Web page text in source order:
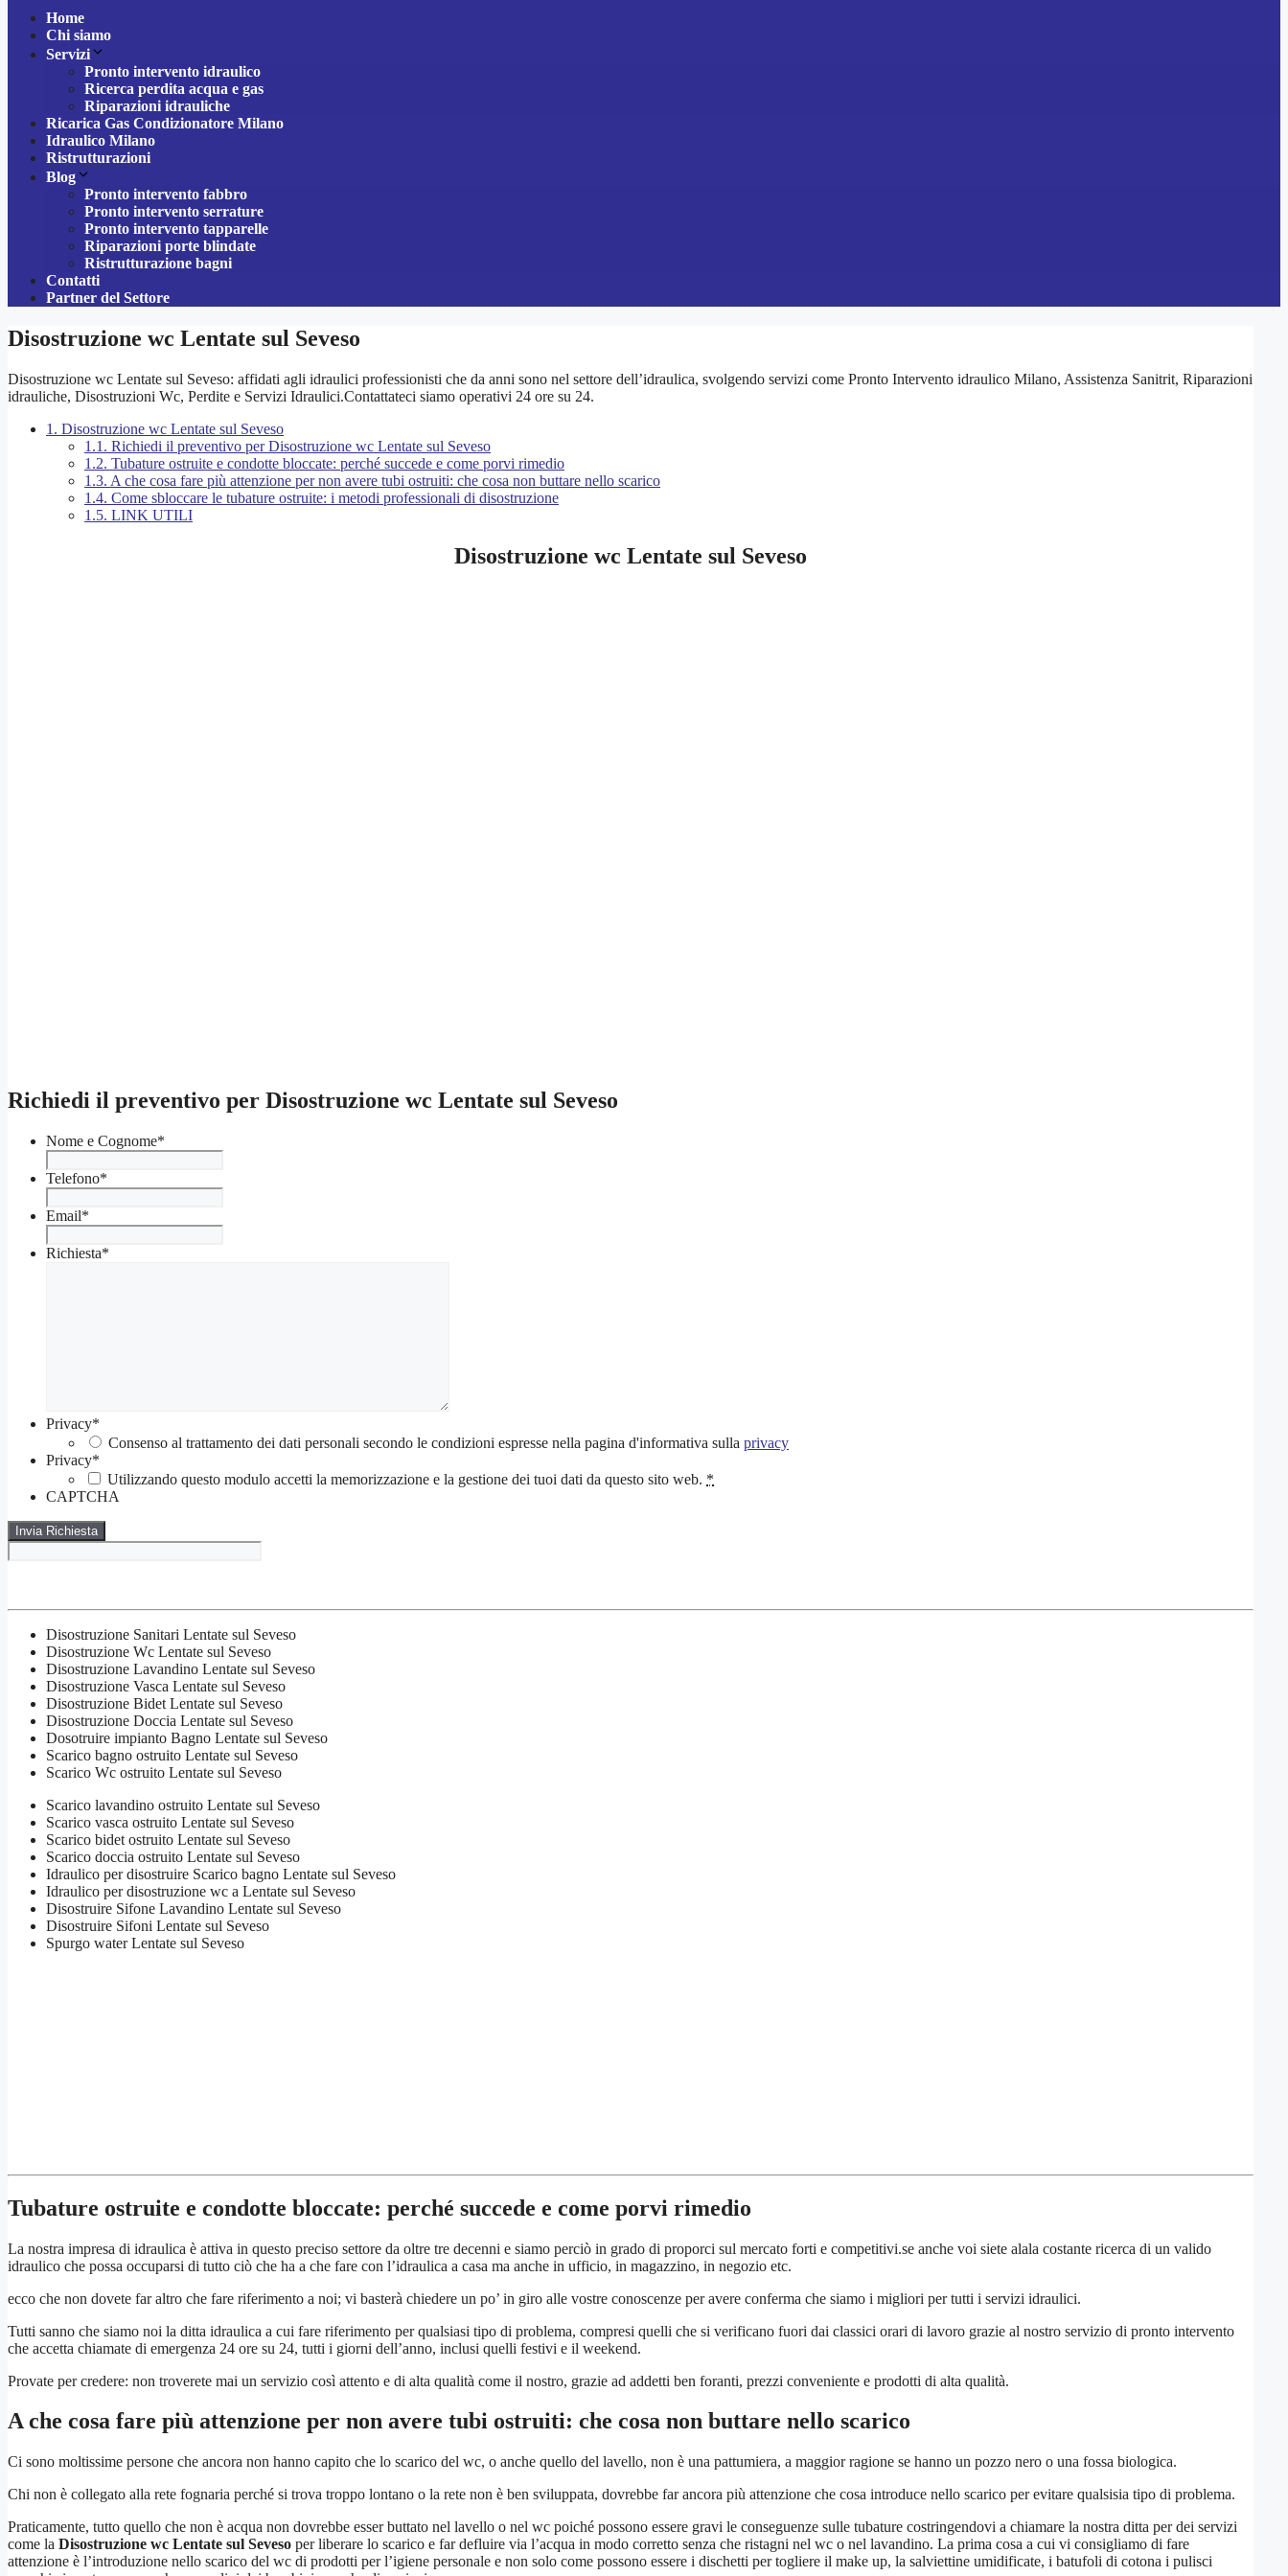
Home
Chi siamo
Servizi
Pronto intervento idraulico
Ricerca perdita acqua e gas
Riparazioni idrauliche
Ricarica Gas Condizionatore Milano
Idraulico Milano
Ristrutturazioni
Blog
Pronto intervento fabbro
Pronto intervento serrature
Pronto intervento tapparelle
Riparazioni porte blindate
Ristrutturazione bagni
Contatti
Partner del Settore
Disostruzione wc Lentate sul Seveso
Disostruzione wc Lentate sul Seveso: affidati agli idraulici professionisti che da anni sono nel settore dell’idraulica, svolgendo servizi come Pronto Intervento idraulico Milano, Assistenza Sanitrit, Riparazioni
idrauliche, Disostruzioni Wc, Perdite e Servizi Idraulici.Contattateci siamo operativi 24 ore su 24.
1. Disostruzione wc Lentate sul Seveso
1.1. Richiedi il preventivo per Disostruzione wc Lentate sul Seveso
1.2. Tubature ostruite e condotte bloccate: perché succede e come porvi rimedio
1.3. A che cosa fare più attenzione per non avere tubi ostruiti: che cosa non buttare nello scarico
1.4. Come sbloccare le tubature ostruite: i metodi professionali di disostruzione
1.5. LINK UTILI
Disostruzione wc Lentate sul Seveso
Richiedi il preventivo per Disostruzione wc Lentate sul Seveso
Nome e Cognome*
Telefono*
Email*
Richiesta*
Privacy*
Consenso al trattamento dei dati personali secondo le condizioni espresse nella pagina d'informativa sulla privacy
Privacy*
Utilizzando questo modulo accetti la memorizzazione e la gestione dei tuoi dati da questo sito web. *
CAPTCHA
Disostruzione Sanitari Lentate sul Seveso
Disostruzione Wc Lentate sul Seveso
Disostruzione Lavandino Lentate sul Seveso
Disostruzione Vasca Lentate sul Seveso
Disostruzione Bidet Lentate sul Seveso
Disostruzione Doccia Lentate sul Seveso
Dosotruire impianto Bagno Lentate sul Seveso
Scarico bagno ostruito Lentate sul Seveso
Scarico Wc ostruito Lentate sul Seveso
Scarico lavandino ostruito Lentate sul Seveso
Scarico vasca ostruito Lentate sul Seveso
Scarico bidet ostruito Lentate sul Seveso
Scarico doccia ostruito Lentate sul Seveso
Idraulico per disostruire Scarico bagno Lentate sul Seveso
Idraulico per disostruzione wc a Lentate sul Seveso
Disostruire Sifone Lavandino Lentate sul Seveso
Disostruire Sifoni Lentate sul Seveso
Spurgo water Lentate sul Seveso
Tubature ostruite e condotte bloccate: perché succede e come porvi rimedio
La nostra impresa di idraulica è attiva in questo preciso settore da oltre tre decenni e siamo perciò in grado di proporci sul mercato forti e competitivi.se anche voi siete alala costante ricerca di un valido
idraulico che possa occuparsi di tutto ciò che ha a che fare con l’idraulica a casa ma anche in ufficio, in magazzino, in negozio etc.
ecco che non dovete far altro che fare riferimento a noi; vi basterà chiedere un po’ in giro alle vostre conoscenze per avere conferma che siamo i migliori per tutti i servizi idraulici.
Tutti sanno che siamo noi la ditta idraulica a cui fare riferimento per qualsiasi tipo di problema, compresi quelli che si verificano fuori dai classici orari di lavoro grazie al nostro servizio di pronto intervento
che accetta chiamate di emergenza 24 ore su 24, tutti i giorni dell’anno, inclusi quelli festivi e il weekend.
Provate per credere: non troverete mai un servizio così attento e di alta qualità come il nostro, grazie ad addetti ben foranti, prezzi conveniente e prodotti di alta qualità.
A che cosa fare più attenzione per non avere tubi ostruiti: che cosa non buttare nello scarico
Ci sono moltissime persone che ancora non hanno capito che lo scarico del wc, o anche quello del lavello, non è una pattumiera, a maggior ragione se hanno un pozzo nero o una fossa biologica.
Chi non è collegato alla rete fognaria perché si trova troppo lontano o la rete non è ben sviluppata, dovrebbe far ancora più attenzione che cosa introduce nello scarico per evitare qualsisia tipo di problema.
Praticamente, tutto quello che non è acqua non dovrebbe esser buttato nel lavello o nel wc poiché possono essere gravi le conseguenze sulle tubature costringendovi a chiamare la nostra ditta per dei servizi
come la Disostruzione wc Lentate sul Seveso per liberare lo scarico e far defluire via l’acqua in modo corretto senza che ristagni nel wc o nel lavandino. La prima cosa a cui vi consigliamo di fare
attenzione è l’introduzione nello scarico del wc di prodotti per l’igiene personale e non solo come possono essere i dischetti per togliere il make up, la salviettine umidificate, i batufoli di cotona i pulisci